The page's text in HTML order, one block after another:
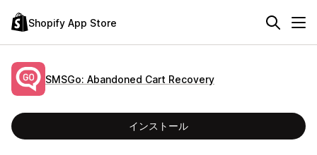
Shopify App Store
SMSGo: Abandoned Cart Recovery
インストール